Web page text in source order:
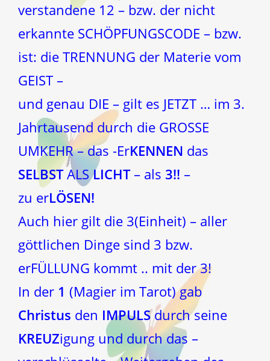
verstandene 12 – bzw. der nicht
erkannte SCHÖPFUNGSCODE – bzw.
ist: die TRENNUNG der Materie vom
GEIST –
und genau DIE – gilt es JETZT … im 3.
Jahrtausend durch die GROSSE
UMKEHR – das -ErKENNEN das
SELBSTALSLICHT– als 3!! –
zu erLÖSEN!
Auch hier gilt die 3(Einheit) – aller
göttlichen Dinge sind 3 bzw.
erFÜLLUNG kommt .. mit der 3!
In der 1 (Magier im Tarot) gab
Christus den IMPULSdurch seine
KREUZigung und durch das –